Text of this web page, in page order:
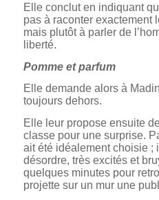
Elle conclut en indiquant
pas à raconter exactement
mais plutôt à parler de
liberté.
Pomme et parfum
Elle demande alors à
toujours dehors.
Elle leur propose ensuite
classe pour une surprise.
ait été idéalement choisie ;
désordre, très excités et
quelques minutes pour
projette sur un mur une